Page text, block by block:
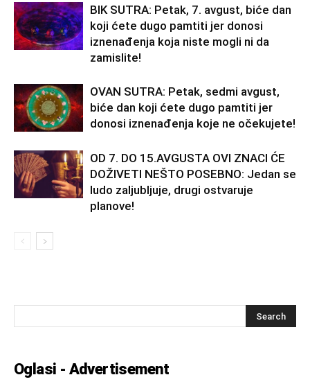
BIK SUTRA: Petak, 7. avgust, biće dan
koji ćete dugo pamtiti jer donosi
iznenađenja koja niste mogli ni da
zamislite!
OVAN SUTRA: Petak, sedmi avgust,
biće dan koji ćete dugo pamtiti jer
donosi iznenađenja koje ne očekujete!
OD 7. DO 15.AVGUSTA OVI ZNACI ĆE
DOŽIVETI NEŠTO POSEBNO: Jedan se
ludo zaljubljuje, drugi ostvaruje
planove!
Oglasi - Advertisement